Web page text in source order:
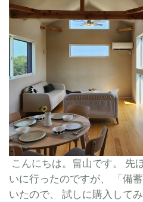
こんにちは。畠山です。 先
いに行ったのですが、 「備
いたので、 試しに購入して